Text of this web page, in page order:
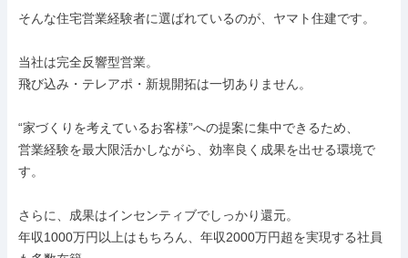
そんな住宅営業経験者に選ばれているのが、ヤマト住建です。
当社は完全反響型営業。
飛び込み・テレアポ・新規開拓は一切ありません。
“家づくりを考えているお客様”への提案に集中できるため、
営業経験を最大限活かしながら、効率良く成果を出せる環境で
す。
さらに、成果はインセンティブでしっかり還元。
年収1000万円以上はもちろん、年収2000万円超を実現する社員